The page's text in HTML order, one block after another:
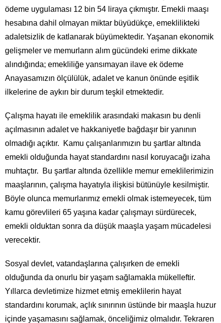
ödeme uygulaması 12 bin 54 liraya çıkmıştır. Emekli maaşı
hesabına dahil olmayan miktar büyüdükçe, emeklilikteki
adaletsizlik de katlanarak büyümektedir. Yaşanan ekonomik
gelişmeler ve memurların alım gücündeki erime dikkate
alındığında; emekliliğe yansımayan ilave ek ödeme
Anayasamızın ölçülülük, adalet ve kanun önünde eşitlik
ilkelerine de aykırı bir durum teşkil etmektedir.
Çalışma hayatı ile emeklilik arasındaki makasın bu denli
açılmasının adalet ve hakkaniyetle bağdaşır bir yanının
olmadığı açıktır. Kamu çalışanlarımızın bu şartlar altında
emekli olduğunda hayat standardını nasıl koruyacağı izaha
muhtaçtır. Bu şartlar altında özellikle memur emeklilerimizin
maaşlarının, çalışma hayatıyla ilişkisi bütünüyle kesilmiştir.
Böyle olunca memurlarımız emekli olmak istemeyecek, tüm
kamu görevlileri 65 yaşına kadar çalışmayı sürdürecek,
emekli olduktan sonra da düşük maaşla yaşam mücadelesi
verecektir.
Sosyal devlet, vatandaşlarına çalışırken de emekli
olduğunda da onurlu bir yaşam sağlamakla mükelleftir.
Yıllarca devletimize hizmet etmiş emeklilerin hayat
standardını korumak, açlık sınırının üstünde bir maaşla huzur
içinde yaşamasını sağlamak, önceliğimiz olmalıdır. Tekraren